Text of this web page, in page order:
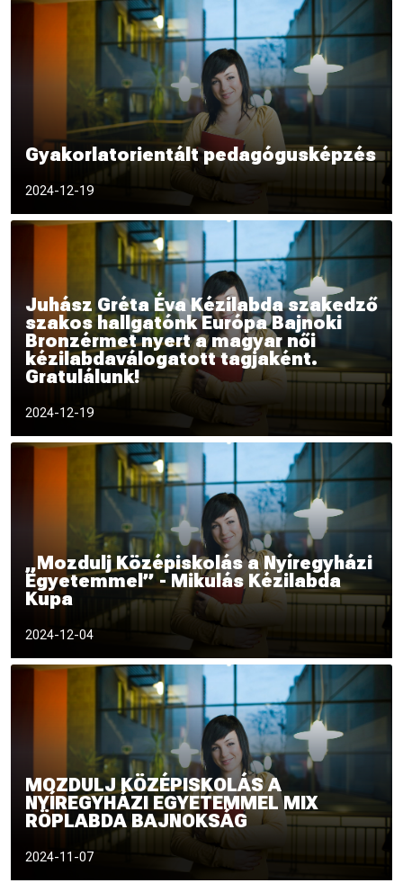
Gyakorlatorientált pedagógusképzés
2024.12.16-án a Gyakorlatorient
2024-12-19
Juhász Gréta Éva Kézilabda szakedző
szakos hallgatónk Európa Bajnoki
Bronzérmet nyert a magyar női
kézilabdaválogatott tagjaként.
Gratulálunk!
2024-12-19
„Mozdulj Középiskolás a Nyíregyházi
Egyetemmel” - Mikulás Kézilabda
Kupa
2024
2024-12-04
MOZDULJ KÖZÉPISKOLÁS A
NYÍREGYHÁZI EGYETEMMEL MIX
RÖPLABDA BAJNOKSÁG
2024
2024-11-07